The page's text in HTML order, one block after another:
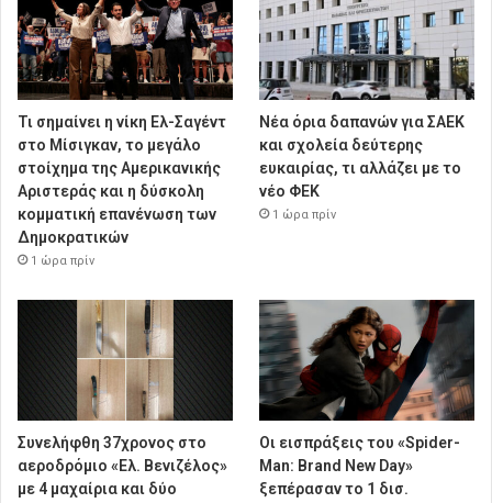
Τι σημαίνει η νίκη Ελ-Σαγέντ
στο Μίσιγκαν, το μεγάλο
στοίχημα της Aμερικανικής
Αριστεράς και η δύσκολη
κομματική επανένωση των
Δημοκρατικών
1 ώρα πρίν
Νέα όρια δαπανών για ΣΑΕΚ
και σχολεία δεύτερης
ευκαιρίας, τι αλλάζει με το
νέο ΦΕΚ
1 ώρα πρίν
Συνελήφθη 37χρονος στο
αεροδρόμιο «Ελ. Βενιζέλος»
με 4 μαχαίρια και δύο
Οι εισπράξεις του «Spider-
Man: Brand New Day»
ξεπέρασαν το 1 δισ.